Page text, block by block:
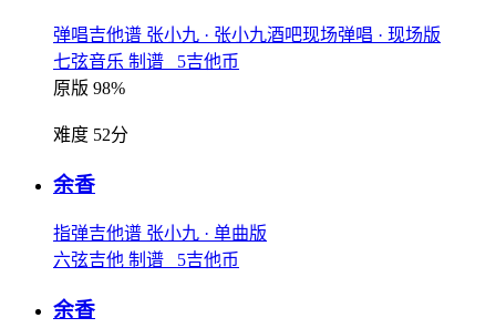
弹唱吉他谱 张小九 · 张小九酒吧现场弹唱 · 现场版
七弦音乐 制谱 5吉他币
原版 98%
难度 52分
余香
指弹吉他谱 张小九 · 单曲版
六弦吉他 制谱 5吉他币
余香